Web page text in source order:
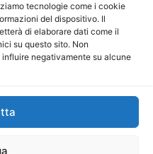
tecnologie come i cookie
del dispositivo. Il
di elaborare dati come il
su questo sito. Non
negativamente su alcune
Scaglione
Maria Calabrese
Cooperativa a r.l. è
di Comunicazione al